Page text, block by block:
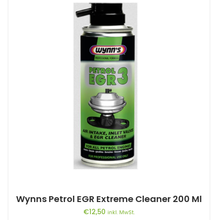
Wynns Petrol EGR Extreme Cleaner 200 Ml
€12,50 inkl. MwSt.